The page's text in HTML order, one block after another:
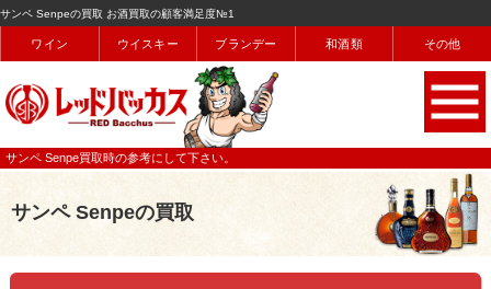
サンペ Senpeの買取 お酒買取の顧客満足度№1
ワイン ウイスキー ブランデー 和酒類 その他
サンペ Senpe買取時の参考にして下さい。
サンペ Senpeの買取